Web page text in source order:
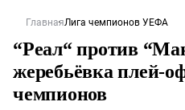
ГлавнаяЛига чемпионов УЕФА
“Реал“ против
жеребьёвка плей-
чемпионов